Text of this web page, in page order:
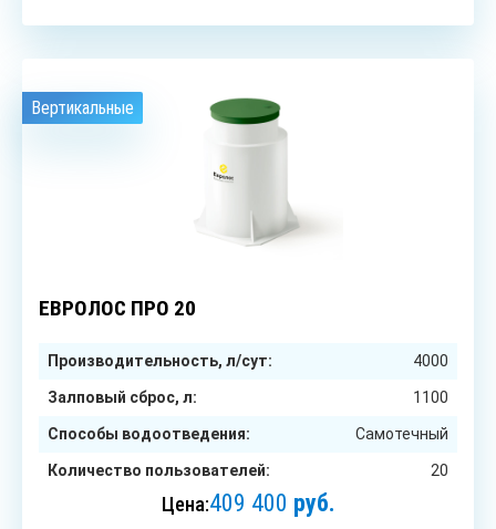
Вертикальные
ЕВРОЛОС ПРО 20
Производительность, л/сут: 4000
Залповый сброс, л: 1100
Способы водоотведения: Самотечный
Количество пользователей: 20
Цена:409 400 руб.